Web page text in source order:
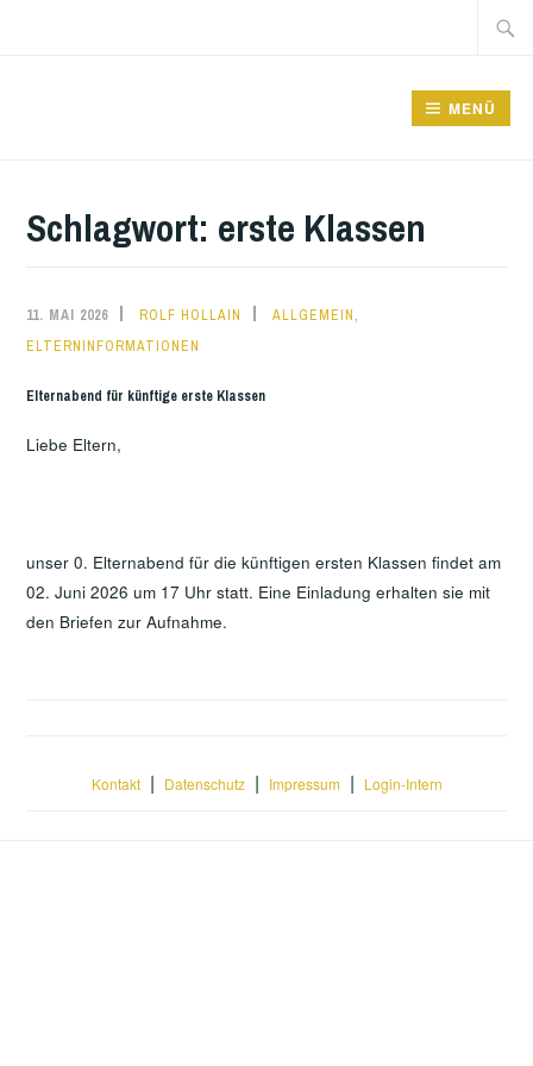
Suche
MENÜ
Schlagwort: erste Klassen
11. MAI 2026 ROLF HOLLAIN ALLGEMEIN,
ELTERNINFORMATIONEN
Elternabend für künftige erste Klassen
Liebe Eltern,
unser 0. Elternabend für die künftigen ersten Klassen findet am
02. Juni 2026 um 17 Uhr statt. Eine Einladung erhalten sie mit
den Briefen zur Aufnahme.
Kontakt| Datenschutz| Impressum| Login-Intern